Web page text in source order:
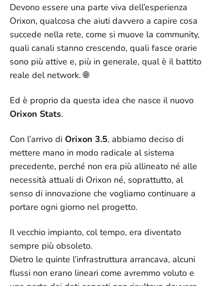
Devono essere una parte viva dell’esperienza
Orixon, qualcosa che aiuti davvero a capire cosa
succede nella rete, come si muove la community,
quali canali stanno crescendo, quali fasce orarie
sono più attive e, più in generale, qual è il battito
reale del network. 🌐
Ed è proprio da questa idea che nasce il nuovo
Orixon Stats.
Con l’arrivo di Orixon 3.5, abbiamo deciso di
mettere mano in modo radicale al sistema
precedente, perché non era più allineato né alle
necessità attuali di Orixon né, soprattutto, al
senso di innovazione che vogliamo continuare a
portare ogni giorno nel progetto.
Il vecchio impianto, col tempo, era diventato
sempre più obsoleto.
Dietro le quinte l’infrastruttura arrancava, alcuni
flussi non erano lineari come avremmo voluto e